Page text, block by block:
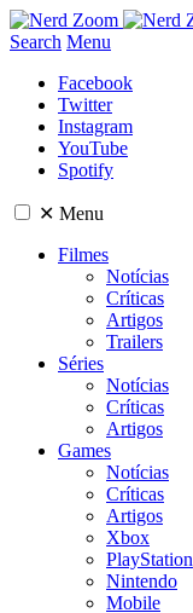
Search Menu
Facebook
Twitter
Instagram
YouTube
Spotify
✕ Menu
Filmes
Notícias
Críticas
Artigos
Trailers
Séries
Notícias
Críticas
Artigos
Games
Notícias
Críticas
Artigos
Xbox
PlayStation
Nintendo
Mobile